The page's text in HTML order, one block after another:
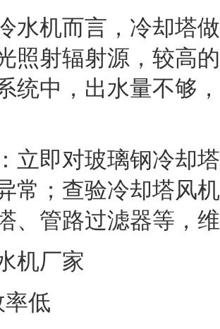
水机而言，冷却塔
照射辐射源，较高
统中，出水量不够
立即对玻璃钢冷却
常；查验冷却塔风
、管路过滤器等，
机厂家
率低